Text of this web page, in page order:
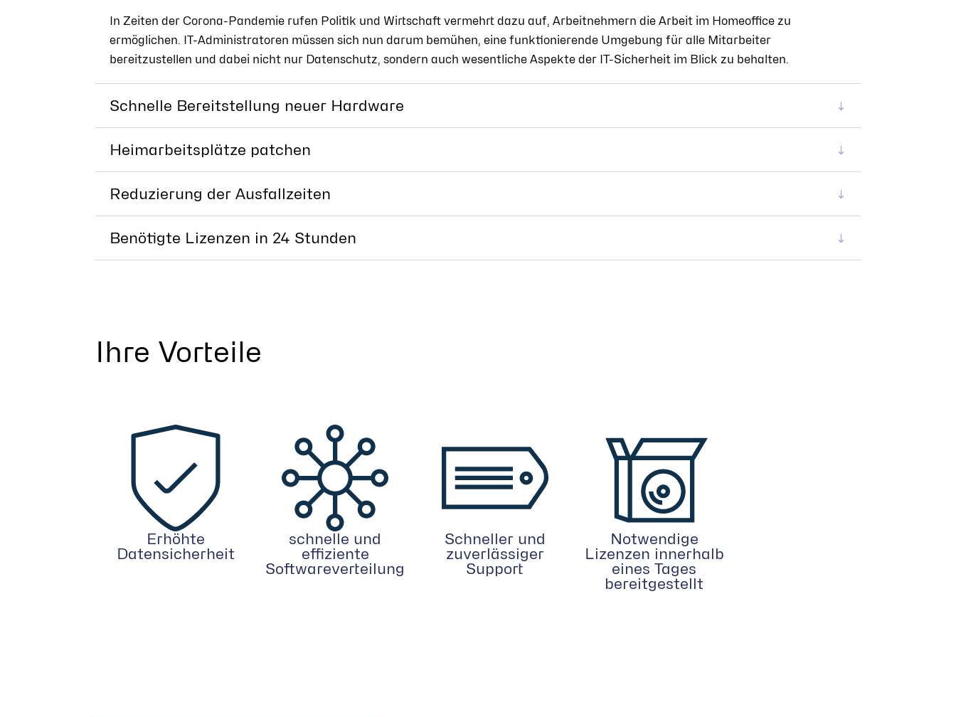
In Zeiten der Corona-Pandemie rufen Politik und Wirtschaft vermehrt dazu auf, Arbeitnehmern die Arbeit im Homeoffice zu
ermöglichen. IT-Administratoren müssen sich nun darum bemühen, eine funktionierende Umgebung für alle Mitarbeiter
bereitzustellen und dabei nicht nur Datenschutz, sondern auch wesentliche Aspekte der IT-Sicherheit im Blick zu behalten.
Schnelle Bereitstellung neuer Hardware
Heimarbeitsplätze patchen
Reduzierung der Ausfallzeiten
Benötigte Lizenzen in 24 Stunden
Ihre Vorteile
Erhöhte
Datensicherheit
schnelle und
effiziente
Softwareverteilung
Schneller und
zuverlässiger
Support
Notwendige
Lizenzen innerhalb
eines Tages
bereitgestellt